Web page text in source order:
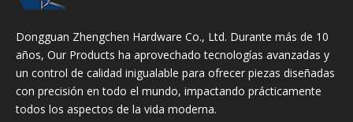
Dongguan Zhengchen Hardware Co., Ltd. Durante más de 10
años, Our Products ha aprovechado tecnologías avanzadas y
un control de calidad inigualable para ofrecer piezas diseñadas
con precisión en todo el mundo, impactando prácticamente
todos los aspectos de la vida moderna.